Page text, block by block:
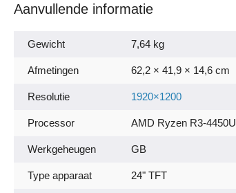
Aanvullende informatie
Gewicht 7,64 kg
Afmetingen 62,2 × 41,9 × 14,6 cm
Resolutie 1920×1200
Processor AMD Ryzen R3-4450U
Werkgeheugen GB
Type apparaat 24" TFT